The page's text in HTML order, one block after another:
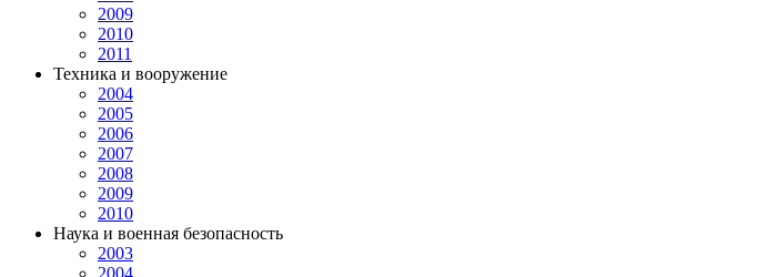
2009
2010
2011
Техника и вооружение
2004
2005
2006
2007
2008
2009
2010
Наука и военная безопасность
2003